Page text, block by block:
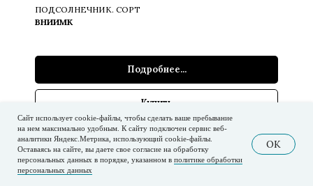
Сайт использует cookie-файлы, чтобы сделать ваше пребывание
на нем максимально удобным. К cайту подключен сервис веб-
аналитики Яндекс.Метрика, использующий cookie-файлы.
Оставаясь на сайте, вы даете свое согласие на обработку
персональных данных в порядке, указанном в политике обработки
персональных данных
OK
ПОДСОЛНЕЧНИК. СОРТ
ВНИИМК
Подробнее...
Купить